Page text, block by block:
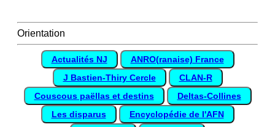
Orientation
Actualités NJ
ANRO(ranaise) France
J Bastien-Thiry Cercle
CLAN-R
Couscous paëllas et destins
Deltas-Collines
Les disparus
Encyclopédie de l'AFN